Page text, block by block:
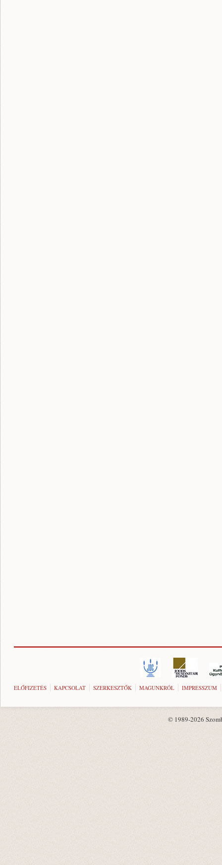
ELŐFIZETÉS KAPCSOLAT SZERKESZTŐK MAGUNKRÓL IMPRESSZUM
© 1989-2026